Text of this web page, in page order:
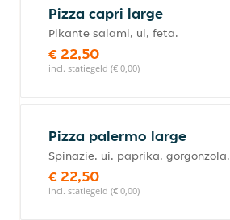
Pizza capri large
Pikante salami, ui, feta.
€ 22,50
incl. statiegeld (€ 0,00)
Pizza palermo large
Spinazie, ui, paprika, gorgonzola.
€ 22,50
incl. statiegeld (€ 0,00)